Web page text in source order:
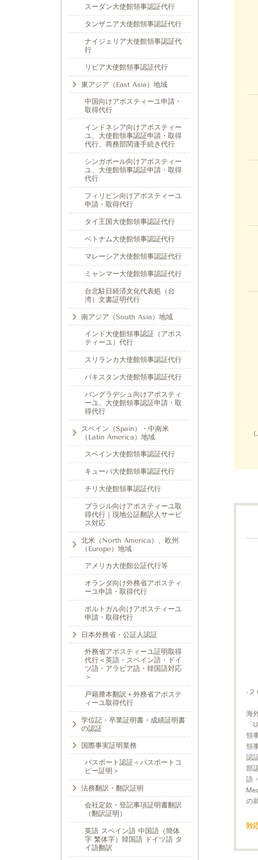
-２
海
領
領
認
部
語
の
対
スーダン大使館領事認証代行
タンザニア大使館領事認証代行
ナイジェリア大使館領事認証代
行
リビア大使館領事認証代行
東アジア（East Asia）地域
中国向けアポスティーユ申請・
取得代行
インドネシア向けアポスティー
ユ、大使館領事認証申請・取得
代行、商務部関連手続き代行
シンガポール向けアポスティー
ユ、大使館領事認証申請・取得
代行
フィリピン向けアポスティーユ
申請・取得代行
タイ王国大使館領事認証代行
ベトナム大使館領事認証代行
マレーシア大使館領事認証代行
ミャンマー大使館領事認証代行
台北駐日経済文化代表処（台
湾）文書証明代行
南アジア（South Asia）地域
インド大使館領事認証（アポス
ティーユ）代行
スリランカ大使館領事認証代行
パキスタン大使館領事認証代行
バングラデシュ向けアポスティ
ーユ、大使館領事認証申請・取
得代行
スペイン（Spain）・中南米
（Latin America）地域
スペイン大使館領事認証代行
キューバ大使館領事認証代行
チリ大使館領事認証代行
ブラジル向けアポスティーユ取
得代行｜現地公証翻訳人サービ
ス対応
北米（North America）、欧州
（Europe）地域
アメリカ大使館公証代行等
オランダ向け外務省アポスティ
ーユ申請・取得代行
ポルトガル向けアポスティーユ
申請・取得代行
日本外務省・公証人認証
外務省アポスティーユ証明取得
代行＜英語・スペイン語・ドイ
ツ語・アラビア語・韓国語対応
＞
戸籍謄本翻訳＋外務省アポステ
ィーユ取得代行
学位記・卒業証明書・成績証明書
の認証
国際事実証明業務
パスポート認証＜パスポートコ
ピー証明＞
法務翻訳・翻訳証明
会社定款・登記事項証明書翻訳
（翻訳証明）
英語 スペイン語 中国語（簡体
字 繁体字）韓国語 ドイツ語 タ
イ語翻訳